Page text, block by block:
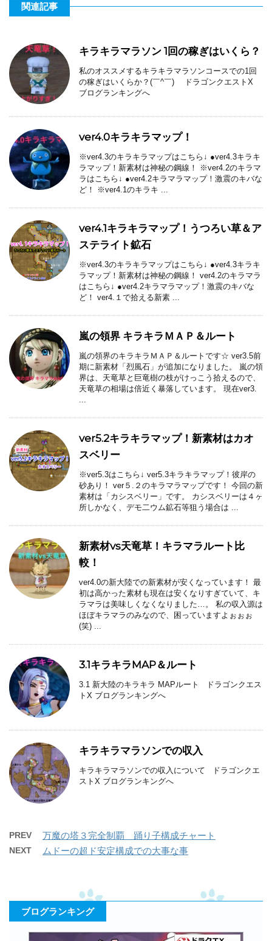
関連記事
キラキラマラソン 1回の稼ぎはいくら？
私のオススメするキラキラマラソンコースでの1回
の稼ぎはいくらか？(￣^￣)ゞ ドラゴンクエストX
ブログランキングへ
ver4.0キラキラマップ！
※ver4.3のキラキラマップはこちら↓ ●ver4.3キラキ
ラマップ！新素材は神秘の鋼線！ ※ver4.2のキラマ
ラはこちら↓ ●ver4.2キラマラマップ！激震のキバな
ど！ ※ver4.1のキラキ ...
ver4.1キラキラマップ！うつろい草＆ア
ステライト鉱石
※ver4.3のキラキラマップはこちら↓ ●ver4.3キラキ
ラマップ！新素材は神秘の鋼線！ ver4.2のキラマラ
はこちら↓ ●ver4.2キラマラマップ！激震のキバな
ど！ ver4.１で拾える新素 ...
嵐の領界 キラキラＭＡＰ＆ルート
嵐の領界のキラキラＭＡＰ＆ルートです☆ ver3.5前
期に新素材「烈風石」が追加になりました。 嵐の領
界は、天竜草と巨竜樹の枝がけっこう拾えるので、
天竜草の相場は倍近く暴落しています。 現在ver3.
ver5.2キラキラマップ！新素材はカオ
スベリー
※ver5.3はこちら↓ ver5.3キラキラマップ！彼岸の
砂あり！ ver５.２のキラマラマップです！ 今回の新
素材は「カシスベリー」です。 カシスベリーは４ヶ
所しかなく、デモ二ウム鉱石等狙う場合は ...
新素材vs天竜草！キラマラルート比
較！
ver4.0の新大陸での新素材が安くなっています！ 最
初は高かった素材も現在は安くなりすぎていて、キ
ラマラは美味しくなくなりました…。 私の収入源は
ほぼキラマラのみなので、困っていますよぉぉぉ
(笑) ...
3.1キラキラMAP＆ルート
3.1 新大陸のキラキラ MAPルート ドラゴンクエス
トX ブログランキングへ
キラキラマラソンでの収入
キラキラマラソンでの収入について ドラゴンクエ
ストX ブログランキングへ
PREV 万魔の塔３完全制覇 踊り子構成チャート
NEXT ムドーの超ド安定構成での大事な事
ブログランキング